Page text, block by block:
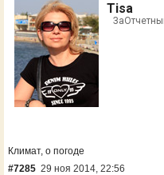
Tisa
Климат, о погоде
#7285 29 ноя 2014, 22:56